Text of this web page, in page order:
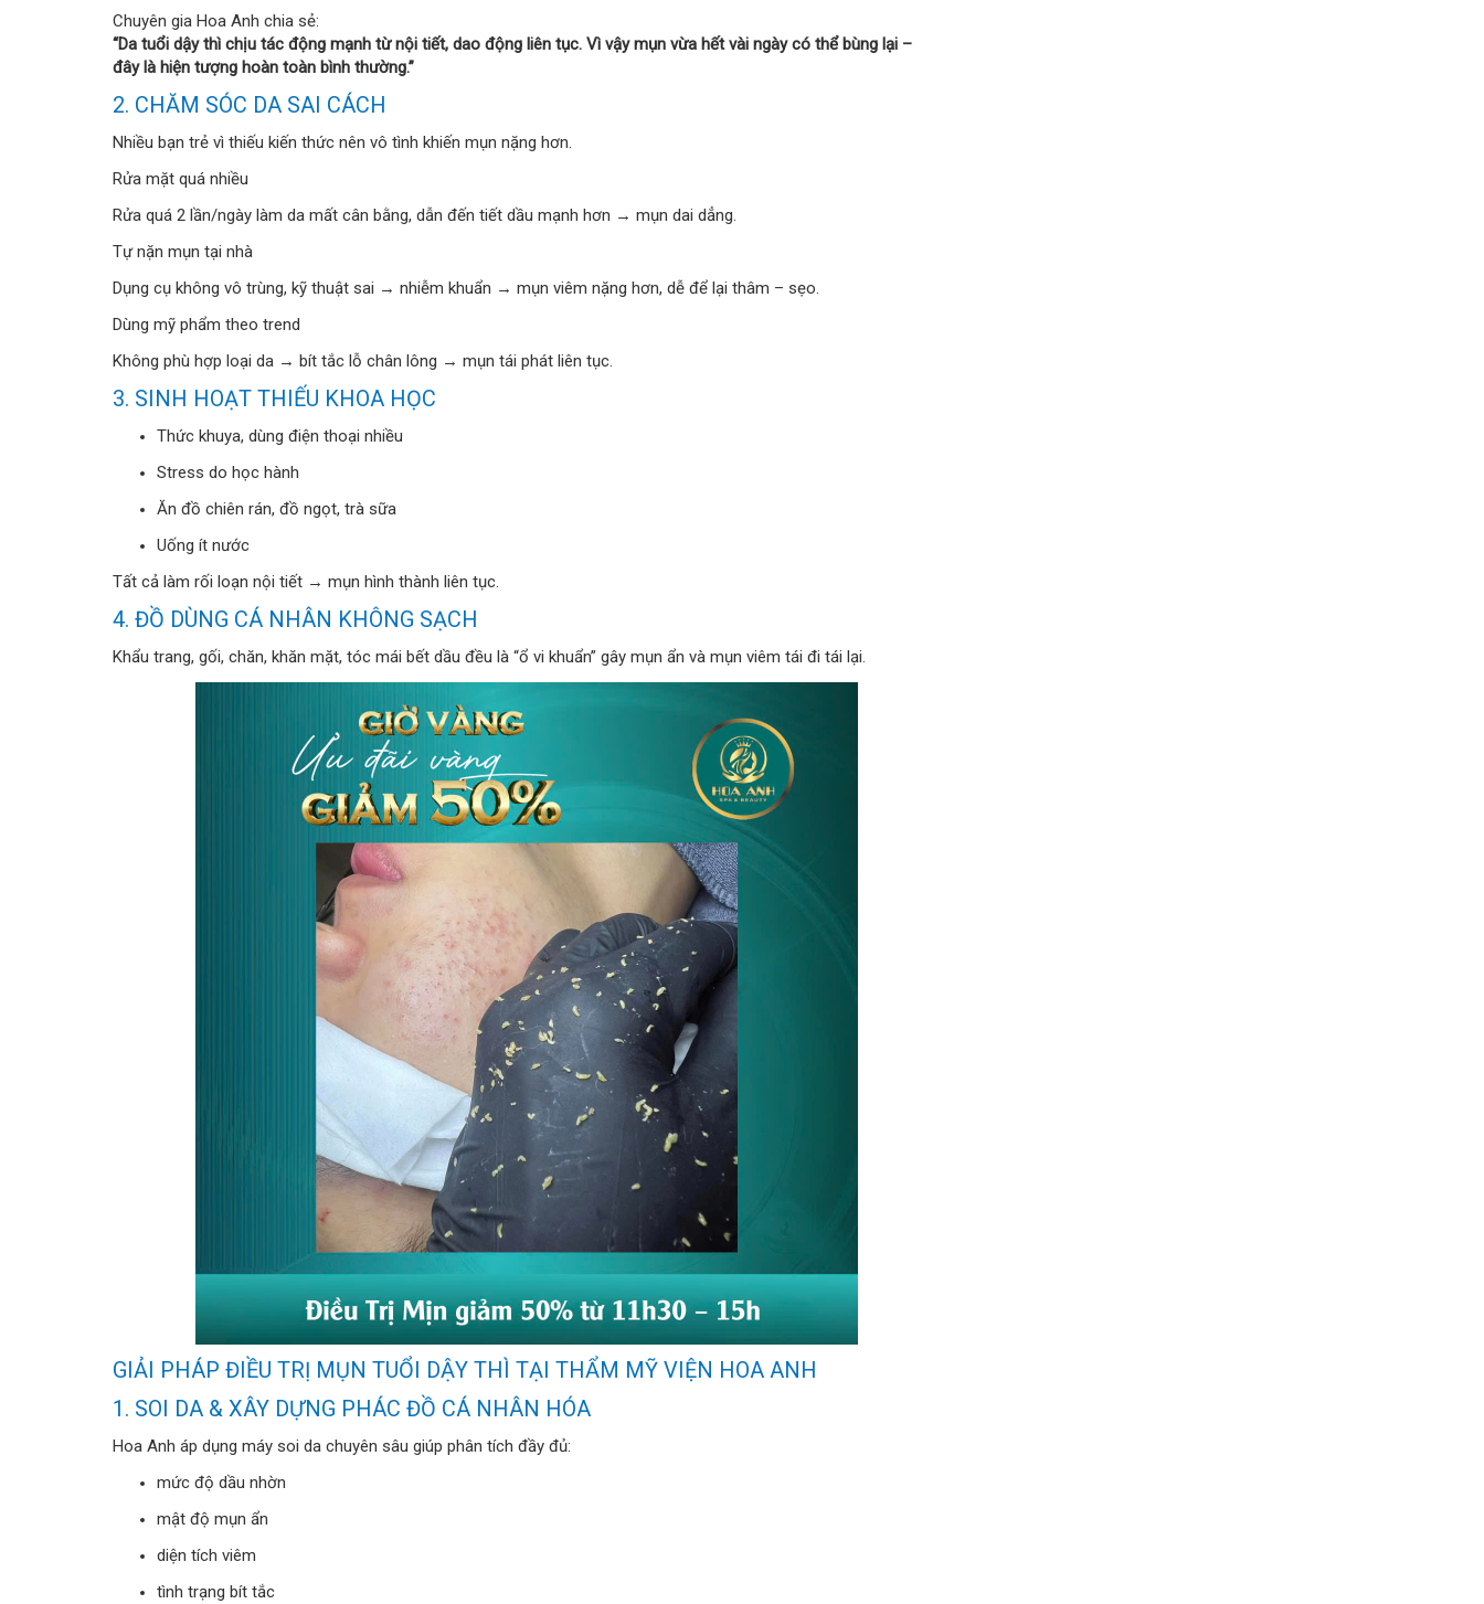
Chuyên gia Hoa Anh chia sẻ:
“Da tuổi dậy thì chịu tác động mạnh từ nội tiết, dao động liên tục. Vì vậy mụn vừa hết vài ngày có thể bùng lại –
đây là hiện tượng hoàn toàn bình thường.”
2. CHĂM SÓC DA SAI CÁCH
Nhiều bạn trẻ vì thiếu kiến thức nên vô tình khiến mụn nặng hơn.
Rửa mặt quá nhiều
Rửa quá 2 lần/ngày làm da mất cân bằng, dẫn đến tiết dầu mạnh hơn → mụn dai dẳng.
Tự nặn mụn tại nhà
Dụng cụ không vô trùng, kỹ thuật sai → nhiễm khuẩn → mụn viêm nặng hơn, dễ để lại thâm – sẹo.
Dùng mỹ phẩm theo trend
Không phù hợp loại da → bít tắc lỗ chân lông → mụn tái phát liên tục.
3. SINH HOẠT THIẾU KHOA HỌC
Thức khuya, dùng điện thoại nhiều
Stress do học hành
Ăn đồ chiên rán, đồ ngọt, trà sữa
Uống ít nước
Tất cả làm rối loạn nội tiết → mụn hình thành liên tục.
4. ĐỒ DÙNG CÁ NHÂN KHÔNG SẠCH
Khẩu trang, gối, chăn, khăn mặt, tóc mái bết dầu đều là “ổ vi khuẩn” gây mụn ẩn và mụn viêm tái đi tái lại.
GIẢI PHÁP ĐIỀU TRỊ MỤN TUỔI DẬY THÌ TẠI THẨM MỸ VIỆN HOA ANH
1. SOI DA & XÂY DỰNG PHÁC ĐỒ CÁ NHÂN HÓA
Hoa Anh áp dụng máy soi da chuyên sâu giúp phân tích đầy đủ:
mức độ dầu nhờn
mật độ mụn ẩn
diện tích viêm
tình trạng bít tắc